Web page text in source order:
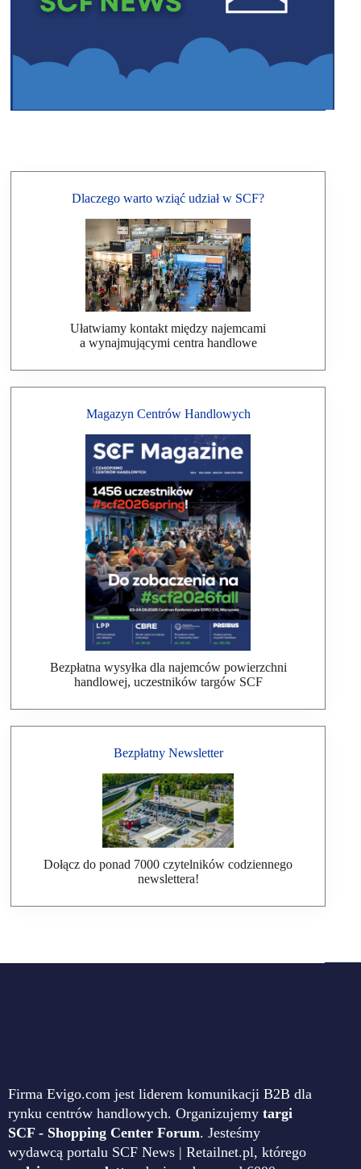
Dlaczego warto wziąć udział w SCF?
Ułatwiamy kontakt między najemcami
a wynajmującymi centra handlowe
Magazyn Centrów Handlowych
Bezpłatna wysyłka dla najemców powierzchni
handlowej, uczestników targów SCF
Bezpłatny Newsletter
Dołącz do ponad 7000 czytelników codziennego
newslettera!
Firma Evigo.com jest liderem komunikacji B2B dla
rynku centrów handlowych. Organizujemy targi
SCF - Shopping Center Forum. Jesteśmy
wydawcą portalu SCF News | Retailnet.pl, którego